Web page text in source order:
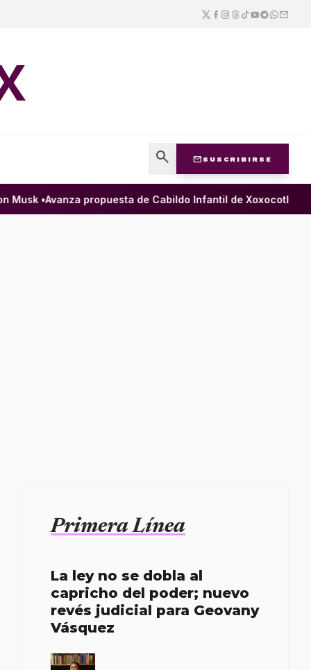
search mail SUSCRIBIRSE
•Avanza propuesta de Cabildo Infantil de Xoxocotlán
Primera Línea
La ley no se dobla al
capricho del poder; nuevo
revés judicial para Geovany
Vásquez